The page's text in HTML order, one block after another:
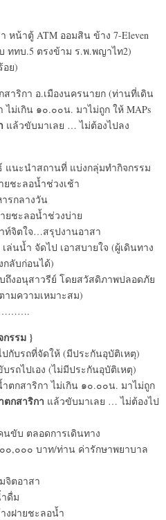
หน้าตู้ ATM ออมสิน ข้าง 7-Eleven
ททบ.5 ตรงข้าม ร.พ.พญาไท2)
อย)
สาริกา อ.เมืองนครนายก (ท่านที่เดิน
ไม่เกิน ๑๐.๐๐น. มาไม่ถูก ให้ MAPs
แล้วขับมาเลย … ไม่ต้องไปลง
นะนำสถานที่ แบ่งกลุ่มทำกิจกรรม
ชะลอน้ำช่วงเช้า
รกลางวัน
ยชะลอน้ำช่วงบ่าย
ท์จิตใจ…สรุปงานอาสา
นน้ำ จัดไป เอาสบายใจ (ผู้เดินทาง
กลับก่อนได้)
งอนุสาวรีย์ โดยสวัสดิภาพปลอดภัย
ามความเหมาะสม)
รรม }
กับรถที่จัดให้ (มีประกันอุบัติเหตุ)
รถไปเอง (ไม่มีประกันอุบัติเหตุ)
ตกสาริกา ไม่เกิน ๑๐.๐๐น. มาไม่ถูก
ตกสาริกา แล้วขับมาเลย … ไม่ต้องไป
นขับ ตลอดการเดินทาง
๐,๐๐๐ บาท/ท่าน ค่ารักษาพยาบาล
จิตอาสา
ดื่ม
งฝายชะลอน้ำ